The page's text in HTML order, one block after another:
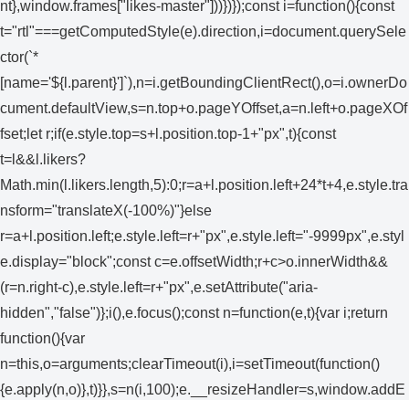
nt},window.frames["likes-master"]))})});const i=function(){const
t="rtl"===getComputedStyle(e).direction,i=document.querySele
ctor(`*
[name='${l.parent}']`),n=i.getBoundingClientRect(),o=i.ownerDo
cument.defaultView,s=n.top+o.pageYOffset,a=n.left+o.pageXOf
fset;let r;if(e.style.top=s+l.position.top-1+"px",t){const
t=l&&l.likers?
Math.min(l.likers.length,5):0;r=a+l.position.left+24*t+4,e.style.tra
nsform="translateX(-100%)"}else
r=a+l.position.left;e.style.left=r+"px",e.style.left="-9999px",e.styl
e.display="block";const c=e.offsetWidth;r+c>o.innerWidth&&
(r=n.right-c),e.style.left=r+"px",e.setAttribute("aria-
hidden","false")};i(),e.focus();const n=function(e,t){var i;return
function(){var
n=this,o=arguments;clearTimeout(i),i=setTimeout(function()
{e.apply(n,o)},t)}},s=n(i,100);e.__resizeHandler=s,window.addE